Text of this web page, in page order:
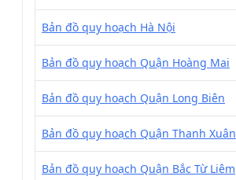
Bản đồ quy hoạch Hà Nội
Bản đồ quy hoạch Quận Hoàng Mai
Bản đồ quy hoạch Quận Long Biên
Bản đồ quy hoạch Quận Thanh Xuân
Bản đồ quy hoạch Quận Bắc Từ Liêm